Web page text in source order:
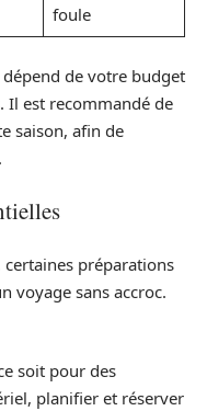
foule
de votre budget
Il est recommandé de
saison, afin de
préparations
voyage sans accroc.
soit pour des
planifier et réserver